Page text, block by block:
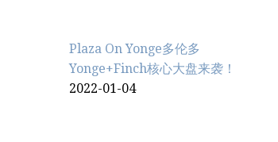
Plaza On Yonge多伦多
Yonge+Finch核心大盘来袭！
2022-01-04